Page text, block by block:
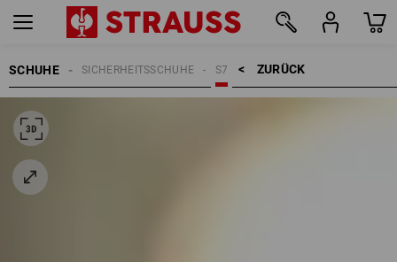
SCHUHE ZURÜCK    >
S7
SICHERHEITSSCHUHE